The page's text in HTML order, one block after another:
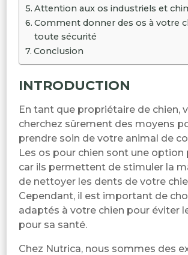
Attention aux os industriels et
Comment donner des os à votre
toute sécurité
Conclusion
INTRODUCTION
En tant que propriétaire de chien,
cherchez sûrement des moyens
prendre soin de votre animal de
Les os pour chien sont une option
car ils permettent de stimuler la
de nettoyer les dents de votre
Cependant, il est important de
adaptés à votre chien pour éviter
pour sa santé.
Chez Nutrica, nous sommes des